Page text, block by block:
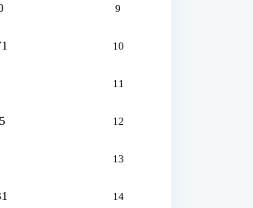
9
10
11
12
13
14